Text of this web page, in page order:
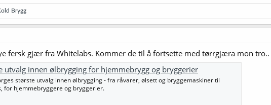
Brygg
fersk gjær fra Whitelabs. Kommer de til å fortsette med tørrgjæra mon tro..
utvalg innen ølbrygging for hjemmebrygg og bryggerier
største utvalg innen ølbrygging - fra råvarer, ølsett og bryggemaskiner til
for hjemmebryggere og bryggerier.